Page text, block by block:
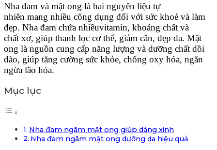
Nha đam và mật ong là hai nguyên liệu tự
nhiên mang nhiều công dụng đối với sức khoẻ và làm
đẹp. Nha đam chứa nhiềuvitamin, khoáng chất và
chất xơ, giúp thanh lọc cơ thể, giảm cân, đẹp da. Mật
ong là nguồn cung cấp năng lượng và dưỡng chất dồi
dào, giúp tăng cường sức khỏe, chống oxy hóa, ngăn
ngừa lão hóa.
Mục lục
Nha đam ngâm mật ong giúp dáng xinh
Nha đam ngâm mật ong dưỡng da hiệu quả